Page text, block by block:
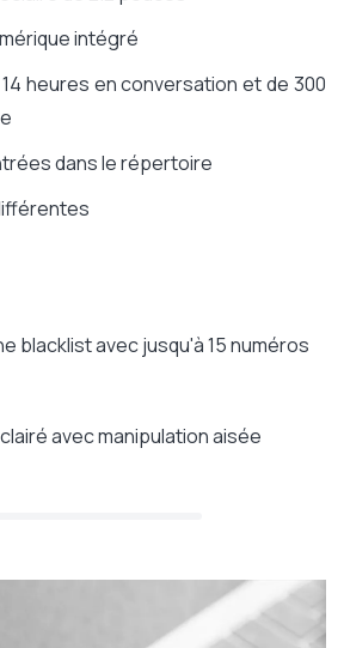
intégré
heures en conversation et de 300
dans le répertoire
blacklist avec jusqu'à 15 numéros
avec manipulation aisée